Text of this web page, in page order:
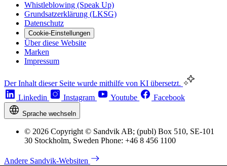
Whistleblowing (Speak Up)
Grundsatzerklärung (LKSG)
Datenschutz
Cookie-Einstellungen
Über diese Website
Marken
Impressum
Der Inhalt dieser Seite wurde mithilfe von KI übersetzt.
Linkedin
Instagram Youtube Facebook
Sprache wechseln
© 2026 Copyright © Sandvik AB; (publ) Box 510, SE-101
30 Stockholm, Sweden Phone: +46 8 456 1100
Andere Sandvik-Websiten